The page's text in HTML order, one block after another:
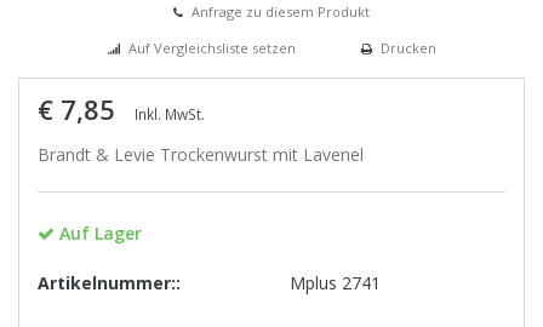
Anfrage zu diesem Produkt
Auf Vergleichsliste setzen
Drucken
€ 7,85 Inkl. MwSt.
Brandt & Levie Trockenwurst mit Lavenel
Auf Lager
Artikelnummer:: Mplus 2741